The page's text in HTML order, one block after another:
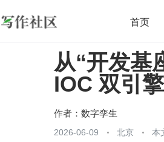
首页
开源 架构
团队管理 程
从“开发基
IOC 双引
作者： 数字孪生
2026-06-09 北京 本